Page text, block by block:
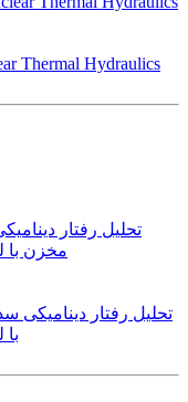
Thermal Hydraulics
تحلیل رفتار دینامیکی